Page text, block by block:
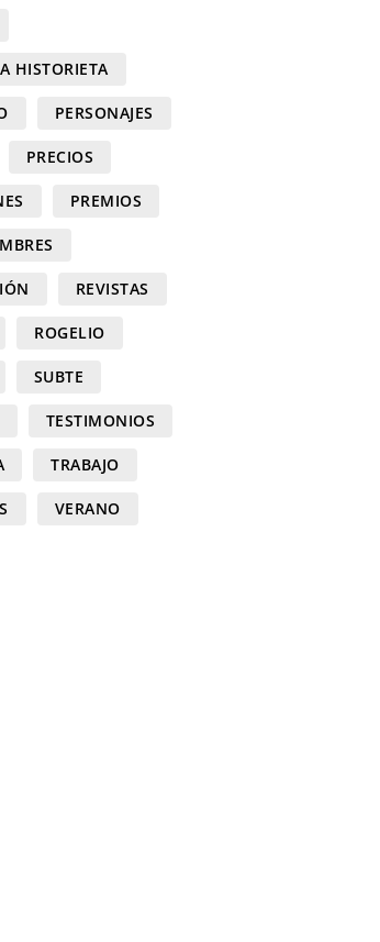
HISTORIETA
PERSONAJES
PRECIOS
PREMIOS
REVISTAS
ROGELIO
SUBTE
TESTIMONIOS
TRABAJO
VERANO